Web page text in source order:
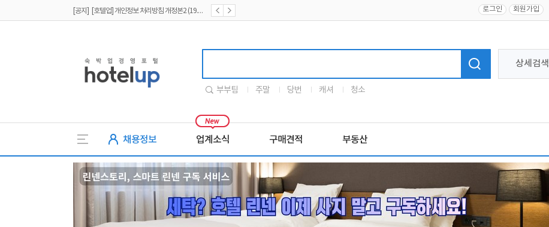
[공지] [호텔업] 개인정보 처리방침 개정본1 (19.09.02) 로그인 회원가입
상세검색
부부팀 주말 당번 캐셔 청소
채용정보 업계소식 구매견적 부동산